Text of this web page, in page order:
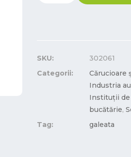
SKU:
302061
Categorii:
Cărucioare
Industria
Instituții
bucătărie,
Tag:
galeata